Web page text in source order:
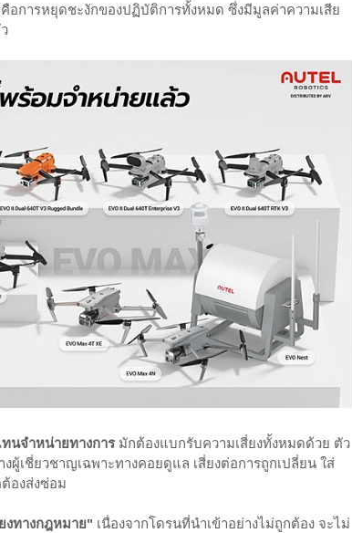
อการหยุดชะงักของปฏิบัติการทั้งหมด ซึ่งมีมูลค่าความเสีย
นจำหน่ายทางการมักต้องแบกรับความเสี่ยงทั้งหมดด้วย ตัว
เชี่ยวชาญเฉพาะทางคอยดูแล เสี่ยงต่อการถูกเปลี่ยน ใส่
องส่งซ่อม
งทางกฎหมาย" เนื่องจากโดรนที่นำเข้าอย่างไม่ถูกต้อง จะไม่